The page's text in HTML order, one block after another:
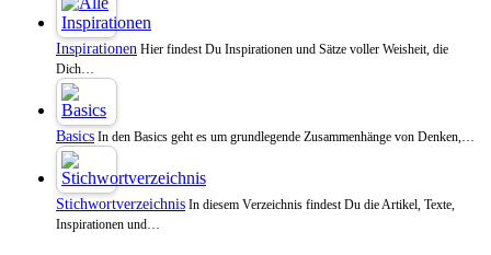
Inspirationen Hier findest Du Inspirationen und Sätze voller Weisheit, die
Dich…
Basics In den Basics geht es um grundlegende Zusammenhänge von Denken,…
Stichwortverzeichnis In diesem Verzeichnis findest Du die Artikel, Texte,
Inspirationen und…